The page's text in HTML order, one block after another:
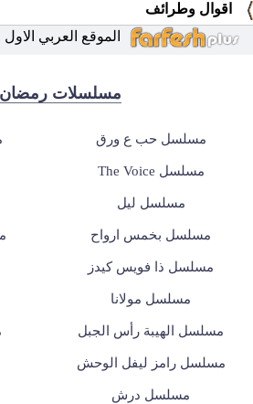
اقوال وطرائف
الموقع العربي الاول
مسلسلات رمضان 2024
مسلسل حب ع ورق
مسلسل The Voice
مسلسل ليل
مسلسل بخمس ارواح
مسلسل ذا فويس كيدز
مسلسل مولانا
مسلسل الهيبة رأس الجبل
مسلسل رامز ليفل الوحش
مسلسل درش